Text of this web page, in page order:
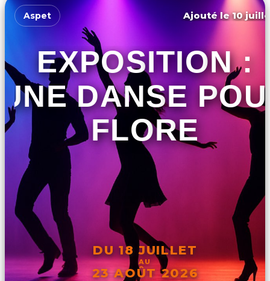
Aspet Ajouté le 10
EXPOSITION :
UNE DANSE
FLORE
DU 18 JUILLET
AU
23 AOÛT 2026